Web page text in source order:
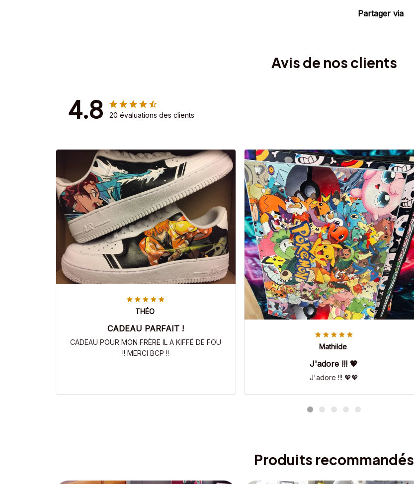
Partager via
Avis de nos clients
4.8 20 évaluations des clients
THÉO
CADEAU PARFAIT !
CADEAU POUR MON FRÈRE IL A KIFFÉ DE FOU
!! MERCI BCP !!
Mathilde
J'adore !!! 💖
J'adore !!! 💖💖
Produits recommandés